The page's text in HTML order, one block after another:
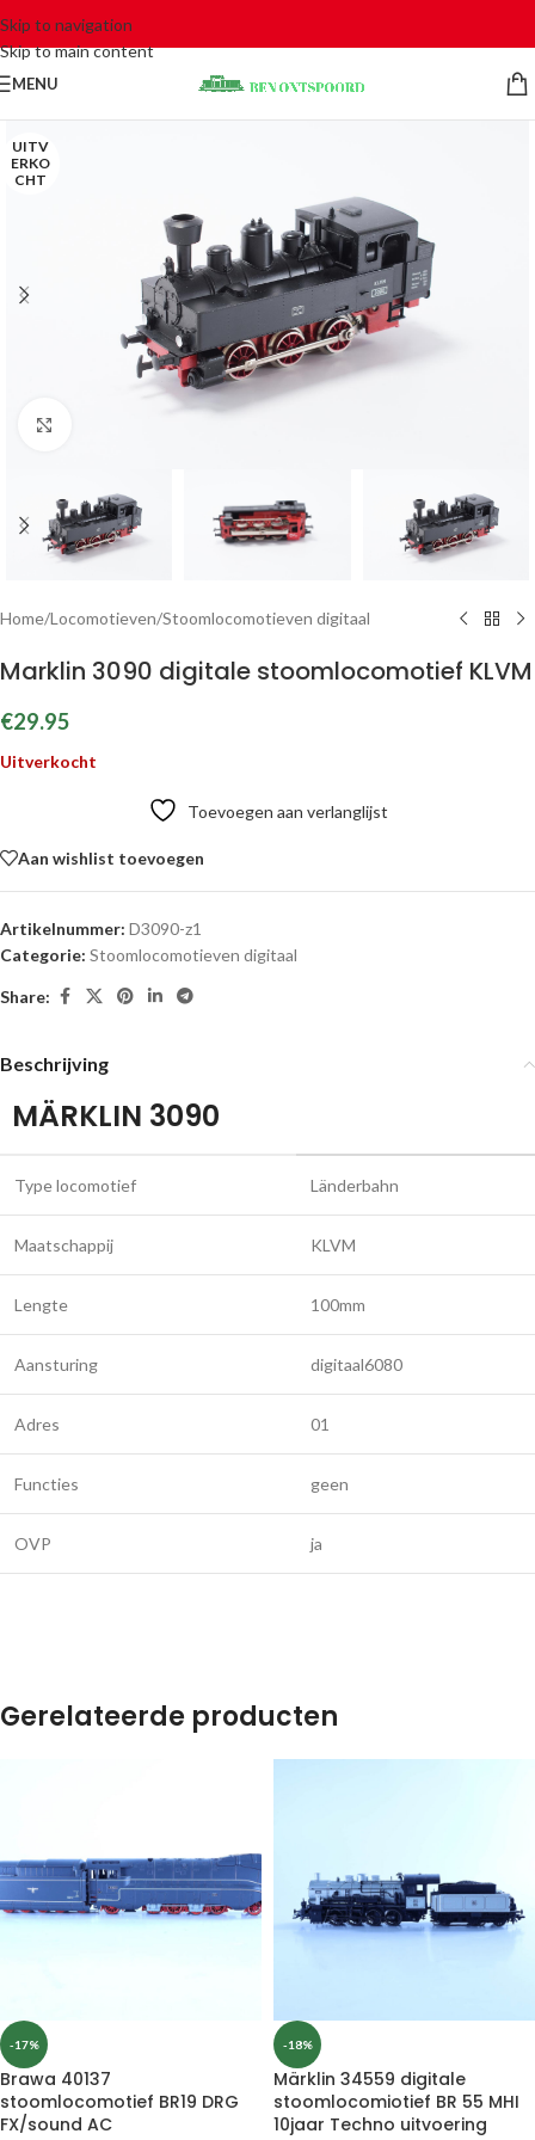
Skip to navigation
Skip to main content
MENU
UITV
ERKO
CHT
Home/Locomotieven/Stoomlocomotieven digitaal
Marklin 3090 digitale stoomlocomotief KLVM
€29.95
Uitverkocht
Toevoegen aan verlanglijst
Aan wishlist toevoegen
Artikelnummer: D3090-z1
Categorie: Stoomlocomotieven digitaal
Share:
Beschrijving
MÄRKLIN 3090
Type locomotief Länderbahn
Maatschappij KLVM
Lengte 100mm
Aansturing digitaal6080
Adres 01
Functies geen
OVP ja
Gerelateerde producten
-17%
Brawa 40137
stoomlocomotief BR19 DRG
FX/sound AC
-18%
Märklin 34559 digitale
stoomlocomiotief BR 55 MHI
10jaar Techno uitvoering